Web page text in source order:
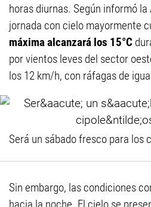
horas diurnas. Según informó la
jornada con cielo mayormente
máxima alcanzará los 15°C
por vientos leves del sector
los 12 km/h, con ráfagas de
Será un sábado fresco para los
Sin embargo, las condiciones